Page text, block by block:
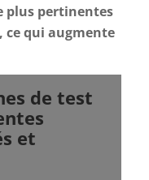
plus pertinentes
ce qui augmente
de test
et